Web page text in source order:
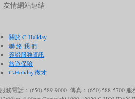
灣畔的巨型石雕，
標，背後更流傳著
吹拂，兩旁是椰林
遊！👉 遊廣東 吃美
友情網站連結
關於 C-Holiday
聯 絡 我 們
簽證服務資訊
旅遊保險
C-Holiday 徵才
服務電話：(650) 589-9000 傳真：(650) 588-5700 服